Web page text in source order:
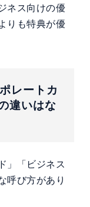
ネス向けの優
りも特典が優
レートカ
違いはな
」「ビジネス
呼び方があり